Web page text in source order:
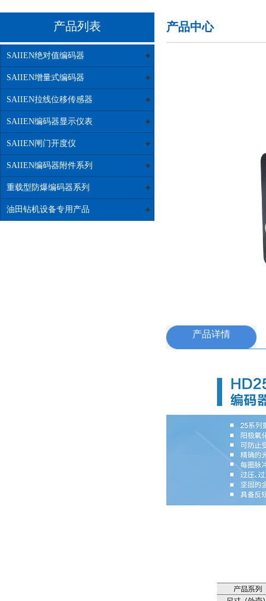
产品列表
SAIIEN绝对值编码器
SAIIEN增量式编码器
SAIIEN拉线位移传感器
SAIIEN编码器显示仪表
SAIIEN闸门开度仪
SAIIEN编码器附件系列
重载型防爆编码器系列
油田钻机设备专用产品
产品中心
产品详情